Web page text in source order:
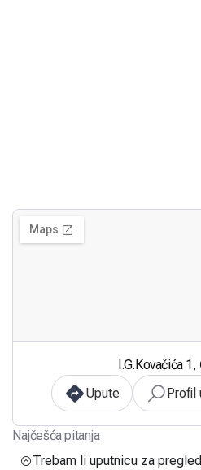
I.G.Kovačića
Upute
Profil
Najčešća pitanja
Trebam li uputnicu za